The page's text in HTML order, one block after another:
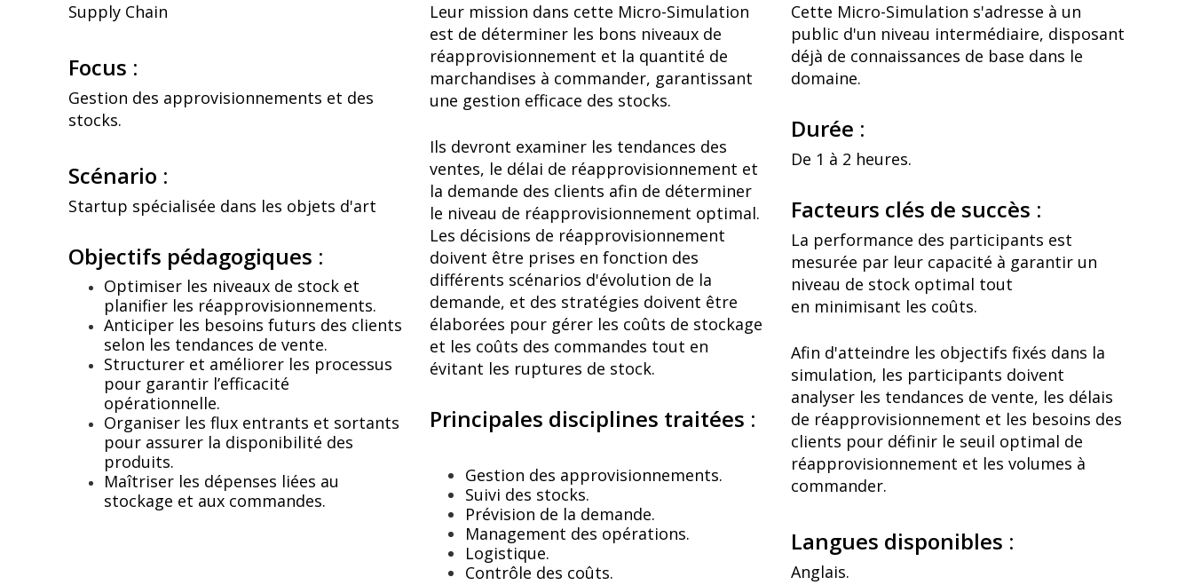
Supply Chain
Focus :
Gestion des approvisionnements et des
stocks.
Scénario :
Startup spécialisée dans les objets d'art
Objectifs pédagogiques :
Optimiser les niveaux de stock et
planifier les réapprovisionnements.
Anticiper les besoins futurs des clients
selon les tendances de vente.
Structurer et améliorer les processus
pour garantir l’efficacité
opérationnelle.
Organiser les flux entrants et sortants
pour assurer la disponibilité des
produits.
Maîtriser les dépenses liées au
stockage et aux commandes.
Leur mission dans cette Micro-Simulation
est de déterminer les bons niveaux de
réapprovisionnement et la quantité de
marchandises à commander, garantissant
une gestion efficace des stocks.
Ils devront examiner les tendances des
ventes, le délai de réapprovisionnement et
la demande des clients afin de déterminer
le niveau de réapprovisionnement optimal.
Les décisions de réapprovisionnement
doivent être prises en fonction des
différents scénarios d'évolution de la
demande, et des stratégies doivent être
élaborées pour gérer les coûts de stockage
et les coûts des commandes tout en
évitant les ruptures de stock.
Principales disciplines traitées :
Gestion des approvisionnements.
Suivi des stocks.
Prévision de la demande.
Management des opérations.
Logistique.
Contrôle des coûts.
Cette Micro-Simulation s'adresse à un
public d'un niveau intermédiaire, disposant
déjà de connaissances de base dans le
domaine.
Durée :
De 1 à 2 heures.
Facteurs clés de succès :
La performance des participants est
mesurée par leur capacité à garantir un
niveau de stock optimal tout
en minimisant les coûts.
Afin d'atteindre les objectifs fixés dans la
simulation, les participants doivent
analyser les tendances de vente, les délais
de réapprovisionnement et les besoins des
clients pour définir le seuil optimal de
réapprovisionnement et les volumes à
commander.
Langues disponibles :
Anglais.